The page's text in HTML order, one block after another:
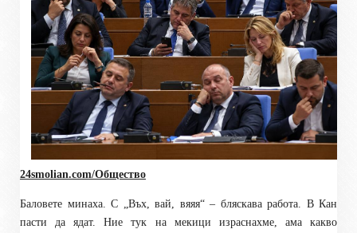
24smolian.com/Общество
Баловете минаха. С „Въх, вай, вяяя“ – бляскава работа. В Кан
пасти да ядат. Ние тук на мекици израснахме, ама какво